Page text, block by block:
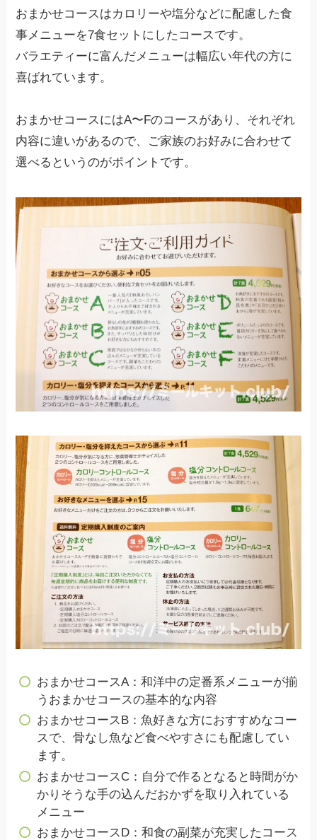
おまかせコースはカロリーや塩分などに配慮した食
事メニューを7食セットにしたコースです。
バラエティーに富んだメニューは幅広い年代の方に
喜ばれています。
おまかせコースにはA〜Fのコースがあり、それぞれ
内容に違いがあるので、ご家族のお好みに合わせて
選べるというのがポイントです。
おまかせコースA：和洋中の定番系メニューが揃
うおまかせコースの基本的な内容
おまかせコースB：魚好きな方におすすめなコー
スで、骨なし魚など食べやすさにも配慮してい
ます。
おまかせコースC：自分で作るとなると時間がか
かりそうな手の込んだおかずを取り入れている
メニュー
おまかせコースD：和食の副菜が充実したコース